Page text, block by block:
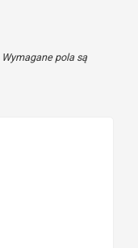
Wymagane pola są